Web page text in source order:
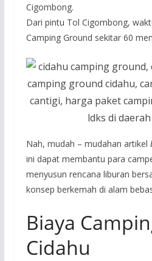
Cigombong.
Dari pintu Tol Cigombong,
Camping Ground sekitar 60
Nah, mudah – mudahan artikel
ini dapat membantu para
menyusun rencana liburan
konsep berkemah di alam
Biaya
Cidahu